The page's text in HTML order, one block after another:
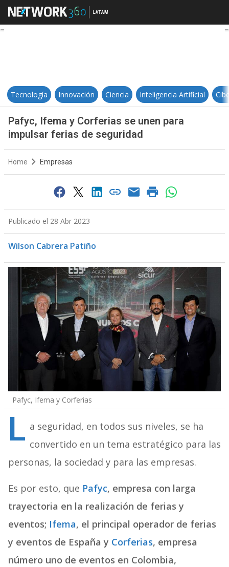
Pafyc, Ifema y Corferias se
Tecnología Innovación Ciencia Inteligencia Artificial
Pafyc, Ifema y Corferias se unen para
impulsar ferias de seguridad
Home Empresas
Publicado el 28 Abr 2023
Wilson Cabrera Patiño
Pafyc, Ifema y Corferias
L a seguridad, en todos sus niveles, se ha
convertido en un tema estratégico para las
personas, la sociedad y para las empresas.
Es por esto, que Pafyc, empresa con larga
trayectoria en la realización de ferias y
eventos; Ifema, el principal operador de ferias
y eventos de España y Corferias, empresa
número uno de eventos en Colombia,